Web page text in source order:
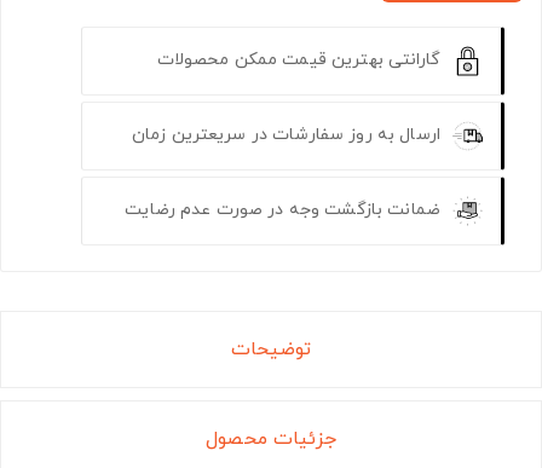
گارانتی بهترین قیمت ممکن محصولات
ارسال به روز سفارشات در سریعترین زمان
ضمانت بازگشت وجه در صورت عدم رضایت
توضیحات
جزئیات محصول